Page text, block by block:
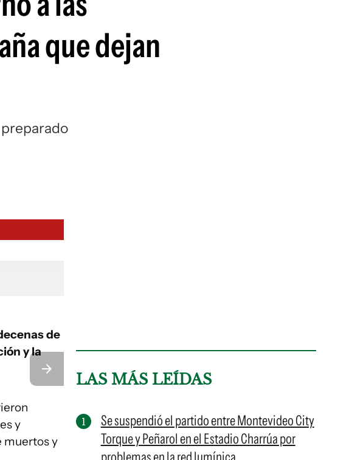
que dejan
de
y la
y
muertos y
LAS MÁS LEÍDAS
Se suspendió el partido entre Montevideo City
Torque y Peñarol en el Estadio Charrúa por